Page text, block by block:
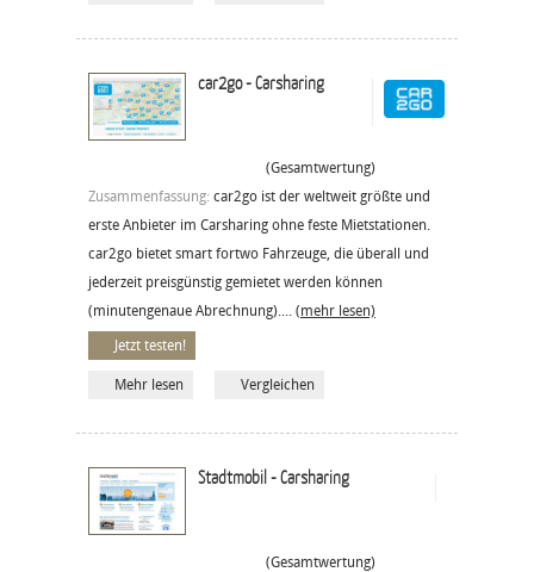
car2go - Carsharing
(Gesamtwertung)
Zusammenfassung: car2go ist der weltweit größte und
erste Anbieter im Carsharing ohne feste Mietstationen.
car2go bietet smart fortwo Fahrzeuge, die überall und
jederzeit preisgünstig gemietet werden können
(minutengenaue Abrechnung).... (mehr lesen)
Jetzt testen!
Mehr lesen Vergleichen
Stadtmobil - Carsharing
(Gesamtwertung)